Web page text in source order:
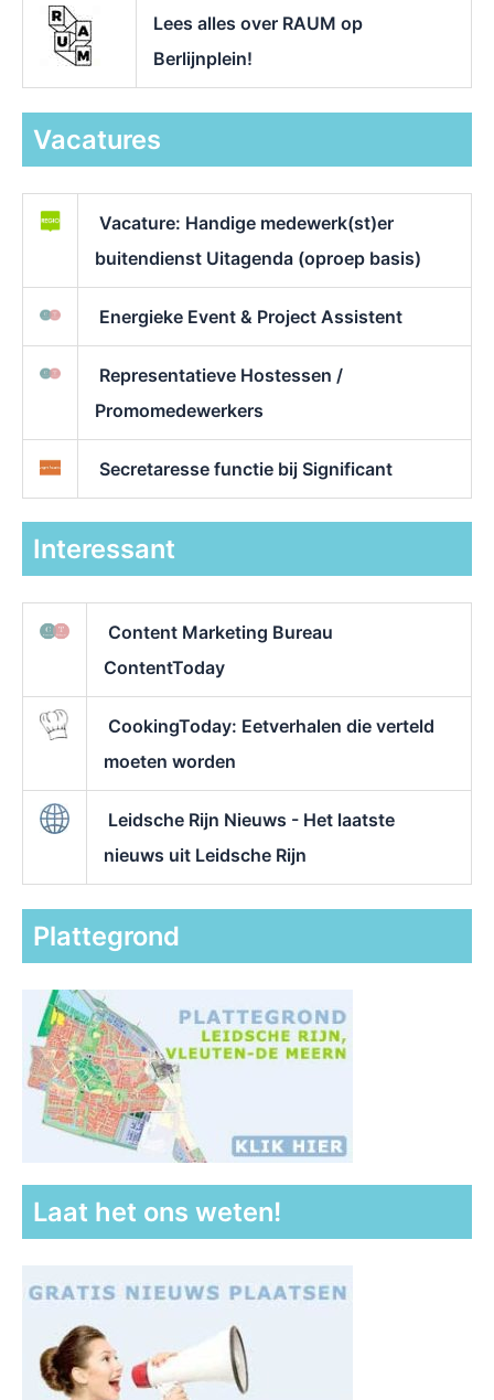
Lees alles over RAUM op
Berlijnplein!
Vacatures
Vacature: Handige medewerk(st)er
buitendienst Uitagenda (oproep basis)
Energieke Event & Project Assistent
Representatieve Hostessen /
Promomedewerkers
Secretaresse functie bij Significant
Interessant
Content Marketing Bureau
ContentToday
CookingToday: Eetverhalen die verteld
moeten worden
Leidsche Rijn Nieuws - Het laatste
nieuws uit Leidsche Rijn
Plattegrond
Laat het ons weten!